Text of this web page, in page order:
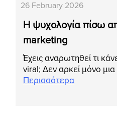
26 February 2026
Η ψυχολογία πίσω
marketing
Έχεις αναρωτηθεί τι
viral; Δεν αρκεί μόνο
Περισσότερα